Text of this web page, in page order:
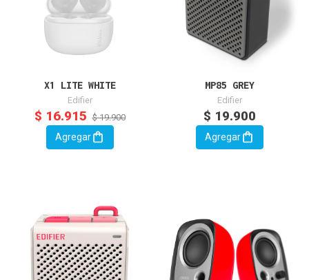
X1 LITE WHITE
Edifier
$ 19.900
$ 16.915
Agregar
MP85 GREY
Edifier
$ 19.900
Agregar